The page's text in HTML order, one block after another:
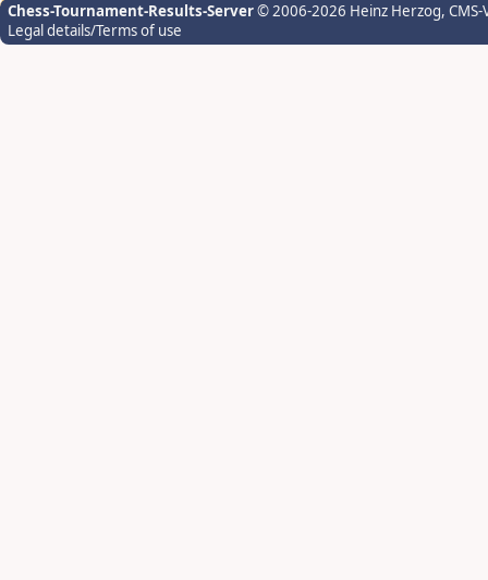
Chess-Tournament-Results-Server© 2006-2026 Heinz Herzog,
Legal details/Terms of use